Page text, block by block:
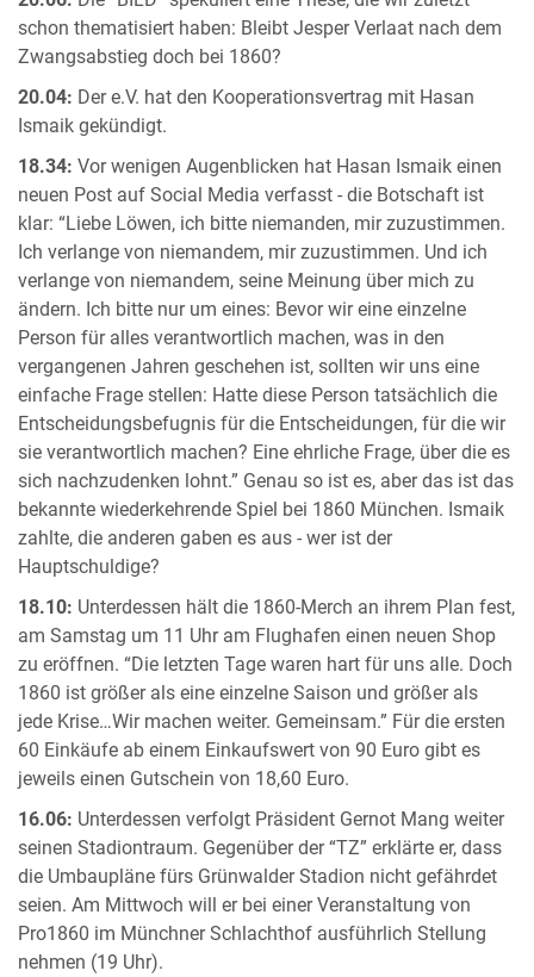
schon thematisiert haben: Bleibt Jesper Verlaat nach dem
Zwangsabstieg doch bei 1860?
20.04: Der e.V. hat den Kooperationsvertrag mit Hasan
Ismaik gekündigt.
18.34: Vor wenigen Augenblicken hat Hasan Ismaik einen
neuen Post auf Social Media verfasst - die Botschaft ist
klar: “Liebe Löwen, ich bitte niemanden, mir zuzustimmen.
Ich verlange von niemandem, mir zuzustimmen. Und ich
verlange von niemandem, seine Meinung über mich zu
ändern. Ich bitte nur um eines: Bevor wir eine einzelne
Person für alles verantwortlich machen, was in den
vergangenen Jahren geschehen ist, sollten wir uns eine
einfache Frage stellen: Hatte diese Person tatsächlich die
Entscheidungsbefugnis für die Entscheidungen, für die wir
sie verantwortlich machen? Eine ehrliche Frage, über die es
sich nachzudenken lohnt.” Genau so ist es, aber das ist das
bekannte wiederkehrende Spiel bei 1860 München. Ismaik
zahlte, die anderen gaben es aus - wer ist der
Hauptschuldige?
18.10: Unterdessen hält die 1860-Merch an ihrem Plan fest,
am Samstag um 11 Uhr am Flughafen einen neuen Shop
zu eröffnen. “Die letzten Tage waren hart für uns alle. Doch
1860 ist größer als eine einzelne Saison und größer als
jede Krise…Wir machen weiter. Gemeinsam.” Für die ersten
60 Einkäufe ab einem Einkaufswert von 90 Euro gibt es
jeweils einen Gutschein von 18,60 Euro.
16.06: Unterdessen verfolgt Präsident Gernot Mang weiter
seinen Stadiontraum. Gegenüber der “TZ” erklärte er, dass
die Umbaupläne fürs Grünwalder Stadion nicht gefährdet
seien. Am Mittwoch will er bei einer Veranstaltung von
Pro1860 im Münchner Schlachthof ausführlich Stellung
nehmen (19 Uhr).